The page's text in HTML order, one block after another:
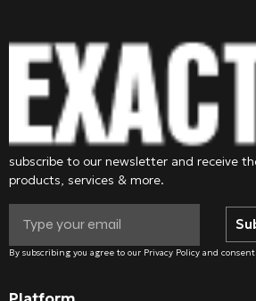
subscribe to our newsletter and receive
products, services & more.
By subscribing you agree to our Privacy Policy and